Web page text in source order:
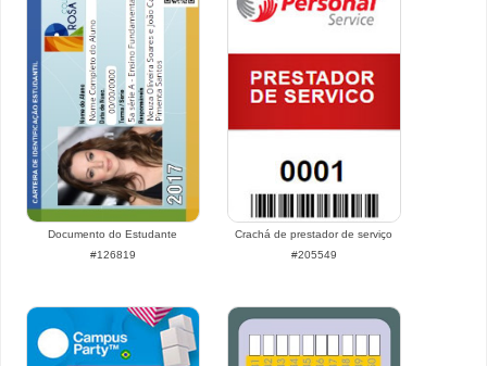
Documento do Estudante
#126819
Crachá de prestador de serviço
#205549